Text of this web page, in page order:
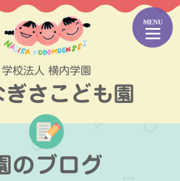
学校法人 横内学園
ぎさこども園
のブログ